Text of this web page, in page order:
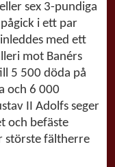
sex 3-pundiga
i ett par
med ett
mot Banérs
5 500 döda på
och 6 000
II Adolfs seger
och befäste
störste fältherre